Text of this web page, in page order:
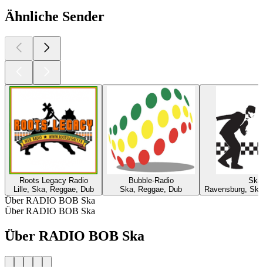
Ähnliche Sender
Roots Legacy Radio
Lille, Ska, Reggae, Dub
Bubble-Radio
Ska, Reggae, Dub
Ravensburg,
Über RADIO BOB Ska
Über RADIO BOB Ska
Über RADIO BOB Ska